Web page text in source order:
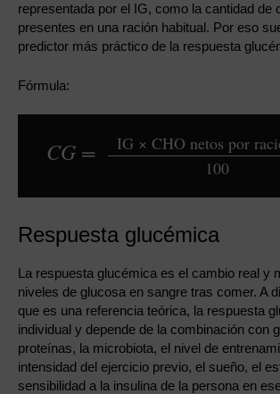
representada por el IG, como la cantidad de
presentes en una ración habitual. Por eso
predictor más práctico de la respuesta
Fórmula:
CG =
IG × CHO netos por
100
Respuesta glucémica
La respuesta glucémica es el cambio real y
niveles de glucosa en sangre tras comer. A
que es una referencia teórica, la respuesta
individual y depende de la combinación con
proteínas, la microbiota, el nivel de
intensidad del ejercicio previo, el sueño, el
sensibilidad a la insulina de la persona en